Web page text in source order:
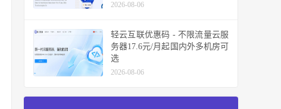
2026-08-06
轻云互联优惠码 - 不限流量云服
务器17.6元/月起国内外多机房可
选
2026-08-06